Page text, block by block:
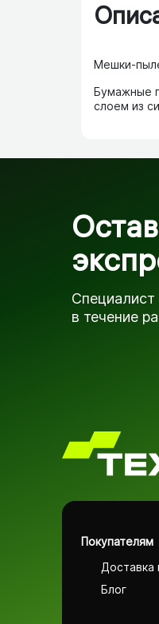
Мешки-
Бумажные
слоем из
в течение
Покупателям
Доставка
Блог